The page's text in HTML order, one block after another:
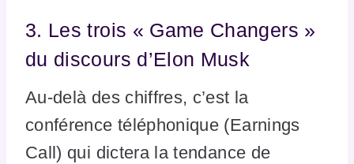
3. Les trois « Game Changers »
du discours d’Elon Musk
Au-delà des chiffres, c’est la
conférence téléphonique (Earnings
Call) qui dictera la tendance de